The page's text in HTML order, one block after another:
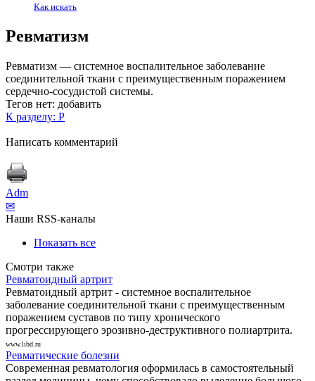
Как искать
Ревматизм
Ревматизм — системное воспалительное заболевание
соединительной ткани с преимущественным поражением
сердечно-сосудистой системы.
Тегов нет: добавить
К разделу: Р
Написать комментарий
Adm
✉
Наши RSS-каналы
Показать все
Смотри также
Ревматоидный артрит
Ревматоидный артрит - системное воспалительное
заболевание соединительной ткани с преимущественным
поражением суставов по типу хронического
прогрессирующего эрозивно-деструктивного полиартрита.
www.libd.ru
Ревматические болезни
Современная ревматология оформилась в самостоятельный